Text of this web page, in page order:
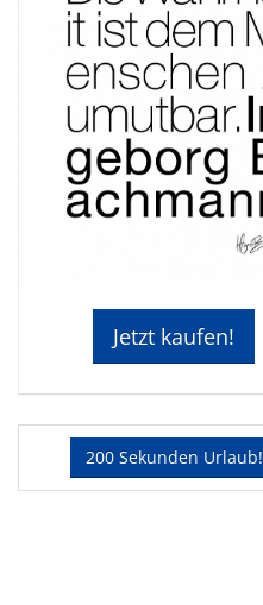
Jetzt kaufen!
200 Sekunden Urlaub!